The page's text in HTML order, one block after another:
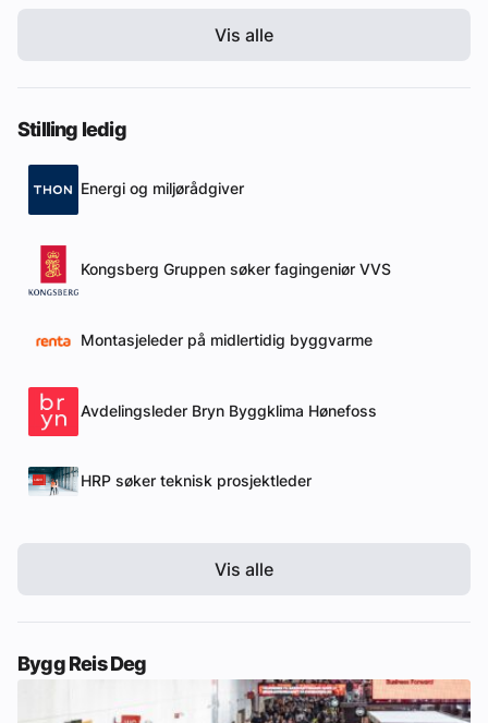
Vis alle
Stilling ledig
Energi og miljørådgiver
Kongsberg Gruppen søker fagingeniør VVS
Montasjeleder på midlertidig byggvarme
Avdelingsleder Bryn Byggklima Hønefoss
HRP søker teknisk prosjektleder
Vis alle
Bygg Reis Deg